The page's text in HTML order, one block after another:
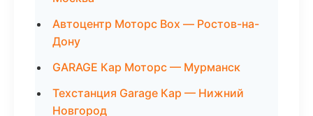
Автоцентр Моторс Box — Ростов-на-
Дону
GARAGE Кар Моторс — Мурманск
Техстанция Garage Кар — Нижний
Новгород